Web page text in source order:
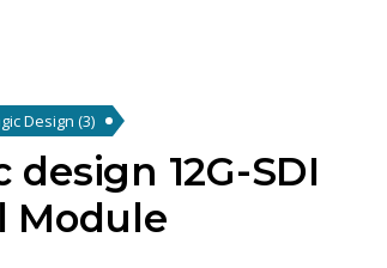
Design (3)
12G-SDI
Module